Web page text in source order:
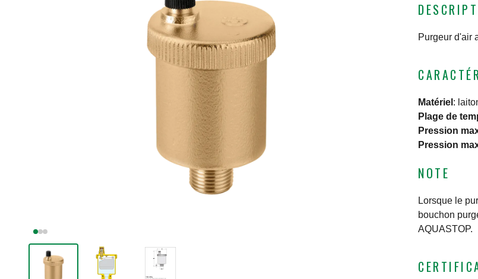
Purgeur d'air
Matériel :
Plage de
Pression
Pression
NOTE
Lorsque le
bouchon
AQUASTOP.